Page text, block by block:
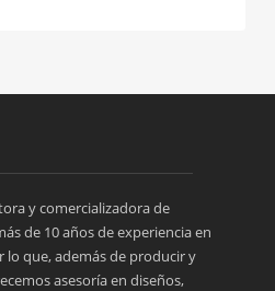
y comercializadora de
de 10 años de experiencia en
lo que, además de producir y
asesoría en diseños,